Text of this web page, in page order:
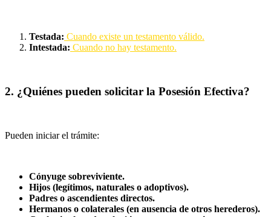
Testada: Cuando existe un testamento válido.
Intestada: Cuando no hay testamento.
2. ¿Quiénes pueden solicitar la Posesión Efectiva?
Pueden iniciar el trámite:
Cónyuge sobreviviente.
Hijos (legítimos, naturales o adoptivos).
Padres o ascendientes directos.
Hermanos o colaterales (en ausencia de otros herederos).